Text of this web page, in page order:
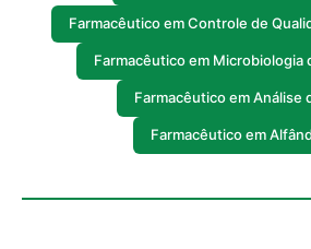
Farmacêutico em Controle de
Farmacêutico em Microbiologia
Farmacêutico em Análise
Farmacêutico em